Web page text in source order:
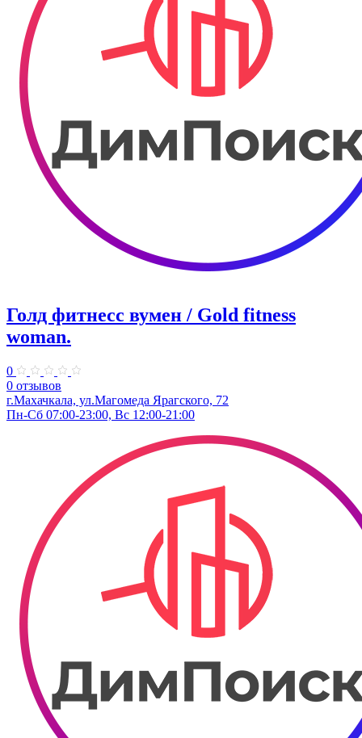
Голд фитнесс вумен / Gold fitness
woman.
0
0 отзывов
г.Махачкала, ул.Магомеда Ярагского, 72
Пн-Сб 07:00-23:00, Вс 12:00-21:00